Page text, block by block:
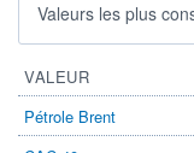
Valeurs les plus
VALEUR
Pétrole Brent